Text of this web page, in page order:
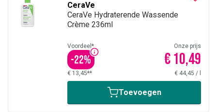
CeraVe
CeraVe Hydraterende Wassende
Crème 236ml
Voordeel*
-22%
Onze prijs
€ 10,49
€ 13,45** € 44,45 /
Toevoegen